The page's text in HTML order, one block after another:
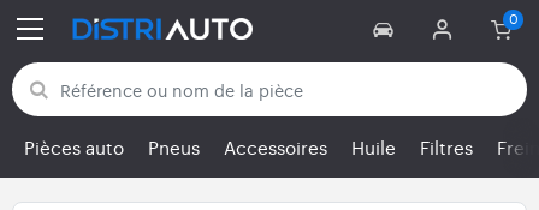
Retour aux catégories
Pièces auto Pneus Accessoires Huile Filtres